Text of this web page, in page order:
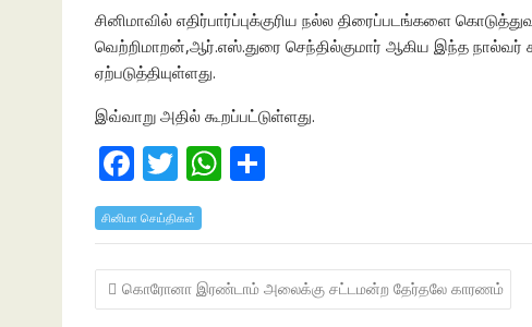
சினிமாவில் எதிர்பார்ப்புக்குரிய நல்ல திரைப்படங்களை
வெற்றிமாறன்,ஆர்.எஸ்.துரை செந்தில்குமார் ஆகிய இந்த நால்வர்
ஏற்படுத்தியுள்ளது.
இவ்வாறு அதில் கூறப்பட்டுள்ளது.
F
ac
e
b
o
T
w
itt
er
W
at
s
A
ar
e
சினிமா செய்திகள்
Post
navigation
கொரோனா இரண்டாம் அலைக்கு சட்டமன்ற தேர்தலே காரணம்